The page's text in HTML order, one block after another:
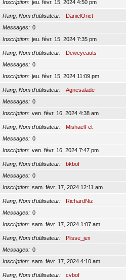
Inscription
jeu. févr. 15, 2024 4:50 pm
Rang, Nom d’utilisateur
DanielOrict
Messages
0
Inscription
jeu. févr. 15, 2024 7:35 pm
Rang, Nom d’utilisateur
Deweycauts
Messages
0
Inscription
jeu. févr. 15, 2024 11:09 pm
Rang, Nom d’utilisateur
Agnesalade
Messages
0
Inscription
ven. févr. 16, 2024 4:38 am
Rang, Nom d’utilisateur
MishaelFet
Messages
0
Inscription
ven. févr. 16, 2024 7:47 pm
Rang, Nom d’utilisateur
bkbof
Messages
0
Inscription
sam. févr. 17, 2024 12:11 am
Rang, Nom d’utilisateur
RichardNiz
Messages
0
Inscription
sam. févr. 17, 2024 1:07 am
Rang, Nom d’utilisateur
Plisse_jex
Messages
0
Inscription
sam. févr. 17, 2024 4:10 am
Rang, Nom d’utilisateur
cvbof